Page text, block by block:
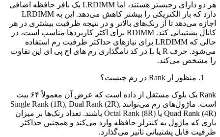
هر دو دارای رجیستر هستند، اما LRDIMM یک بافر حافظه اضافی
دارد که بار الکتریکی را بیشتر کاهش می‌دهد. این به LRDIMM
اجازه می‌دهد تا از رنک‌های بالاتر و در نتیجه ظرفیت بیشتری در هر
کانال پشتیبانی کند. RDIMM برای اکثر کاربردها مناسب است، در
حالی که LRDIMM برای نیازهای حداکثر ظرفیت رم استفاده
می‌شود. حرف R یا L در کد نامگذاری رم های اچ پی ای این تفاوت
را مشخص می‌کند.
منظور از Rank در رم چیست؟
Rank یک بلوک مستقل از داده است که عرض آن معمولاً ۶۴ بیت
است. ماژول‌های رم می‌توانند Single Rank (1R), Dual Rank (2R),
Quad Rank (4R) یا Octal Rank (8R) باشند. تعداد رنک‌ها بر میزان
باری که ماژول به کنترلر حافظه وارد می‌کند و همچنین حداکثر
ظرفیت قابل پشتیبانی تاثیر می‌گذارد.